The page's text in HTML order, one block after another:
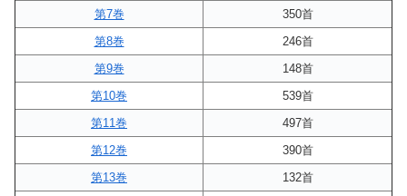
第7巻
350首
第8巻
246首
第9巻
148首
第10巻
539首
第11巻
497首
第12巻
390首
第13巻
132首